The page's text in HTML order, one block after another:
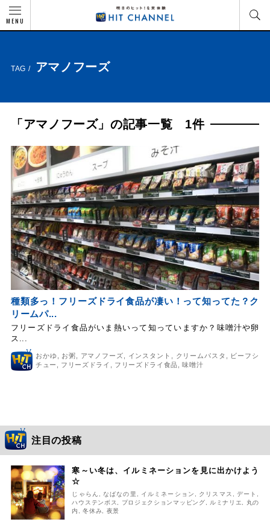
MENU
TAG / アマノフーズ
「アマノフーズ」の記事一覧 1件
種類多っ！フリーズドライ食品が凄い！って知ってた？ク
リームパ...
フリーズドライ食品がいま熱いって知っていますか？味噌汁や卵
ス...
おかゆ お粥 アマノフーズ インスタント クリームパスタ
ビーフシ
チュー
フリーズドライ フリーズドライ食品 ,味噌汁
注目の投稿
寒～い冬は、イルミネーションを見に出かけよう
☆
じゃらん ,なばなの里 , イルミネーション , クリスマス , デート ,
ハウステンボス, プロジェクションマッピング, ルミナリエ,
丸の
内 ,冬休み, 夜景